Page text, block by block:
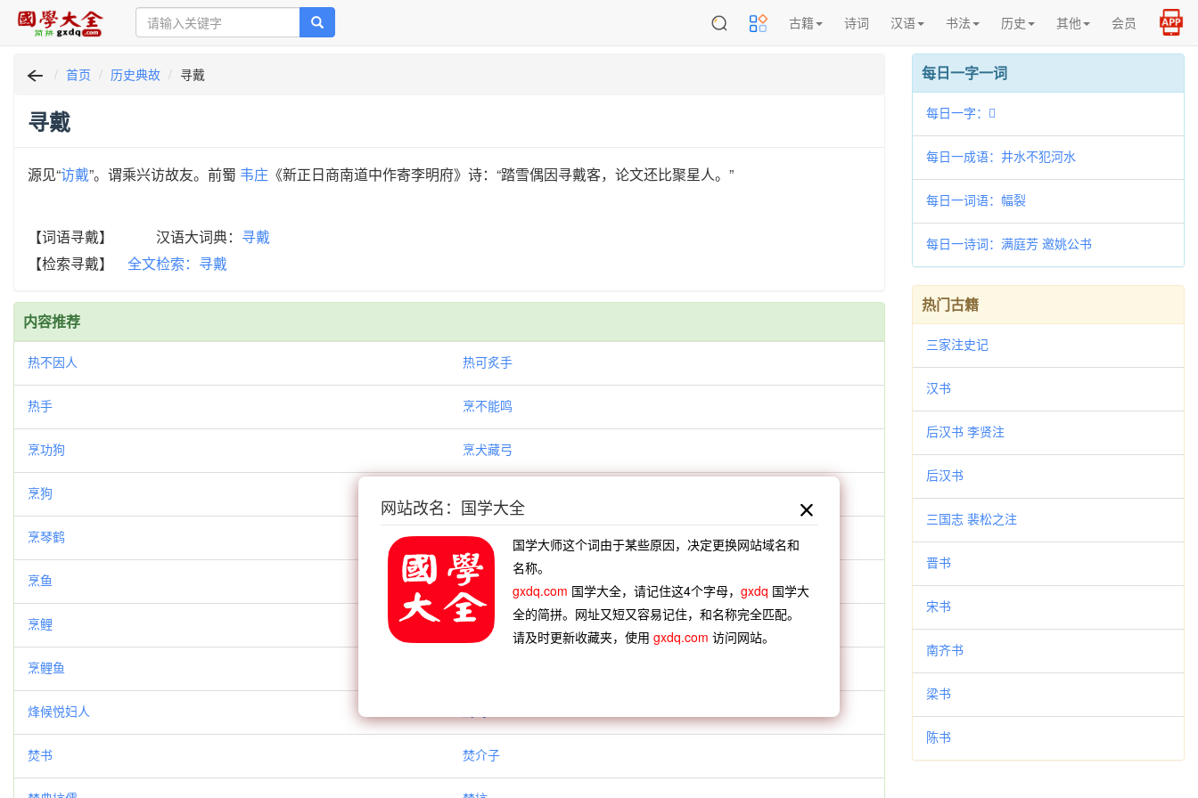
古籍 诗词 汉语 书法 历史 其他 会员
首页 历史典故 寻戴
寻戴
源见“访戴”。谓乘兴访故友。前蜀 韦庄 《新正日商南道中作寄李明府》诗：“踏雪偶因寻戴客，论文还比聚星人。”
【词语寻戴】 汉语大词典： 寻戴
【检索寻戴】 全文检索：寻戴
内容推荐
热不因人 热可炙手
热手 烹不能鸣
烹功狗 烹犬藏弓
烹狗
烹琴鹤 烹蛇
烹鱼 烹鲜
烹鲤 烹鲤得书
烹鲤鱼
烽候悦妇人
焚书 焚介子
每日一字一词
每日一字：𢒽
每日一成语：井水不犯河水
每日一词语：幅裂
每日一诗词：满庭芳 邀姚公书
热门古籍
三家注史记
汉书
后汉书 李贤注
后汉书
三国志 裴松之注
晋书
宋书
南齐书
梁书
陈书
网站改名：国学大全
国学大师这个词由于某些原因，决定更换网站域名和
名称。
gxdq.com 国学大全，请记住这4个字母， gxdq 国学大
全的简拼。网址又短又容易记住，和名称完全匹配。
请及时更新收藏夹，使用 gxdq.com 访问网站。